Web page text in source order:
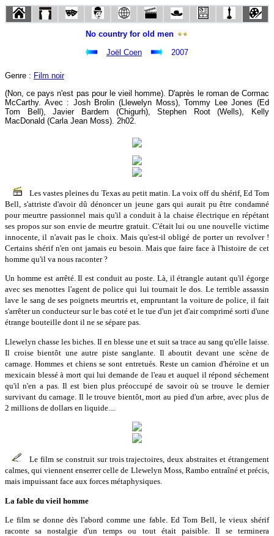
No country for old men
Joël Coen
2007
Genre : Film noir
(Non, ce pays n'est pas pour le vieil homme). D'après le roman de Cormac
McCarthy. Avec : Josh Brolin (Llewelyn Moss), Tommy Lee Jones (Ed
Tom Bell), Javier Bardem (Chigurh), Stephen Root (Wells), Kelly
MacDonald (Carla Jean Moss). 2h02.
Les vastes pleines du Texas au petit matin. La voix off du shérif, Ed Tom
Bell, s'attriste d'avoir dû dénoncer un jeune gars qui aurait pu être condamné
pour meurtre passionnel mais qu'il a conduit à la chaise électrique en répétant
ses propos sur son envie de meurtre gratuit. C'était lui ou une nouvelle victime
innocente, il n'avait pas le choix. Mais qu'est-il obligé de porter un revolver !
Certains shérif n'en ont jamais eu besoin. Mais que faire face à l'histoire de cet
homme qu'il va nous raconter ?
Un homme est arrêté. Il est conduit au poste. Là, il étrangle autant qu'il égorge
avec ses menottes l'agent de police qui lui tournait le dos. Le terrible assassin
lave le sang de ses poignets meurtris et, empruntant la voiture de police, il fait
s'arrêter un conducteur sur le bas coté et le tue d'un jet d'air comprimé sorti d'une
étrange bouteille dont il ne se sépare pas.
Llewelyn chasse les biches. Il en blesse une et suit sa trace au sang qu'elle laisse.
Il croise bientôt une autre piste sanglante. Il aboutit devant une scène de
carnage. Hommes et chiens se sont entretués. Reste un camion d'héroïne et un
mexicain blessé à mort qui lui demande de l'eau et auquel il répond séchement
qu'il n'en a pas. Il est bien plus préoccupé de savoir où se trouve le dernier
survivant du carnage. Il le trouve bientôt, mort au pied d'un arbre, avec plus de
2 millions de dollars en liquide....
Le film se construit sur trois trajectoires, deux abstraites et étrangement
calmes, qui viennent enserrer celle de Llewelyn Moss, Rambo entraîné et précis,
mais impuissant face aux forces métaphysiques.
La fable du vieil homme
Le film se donne dès l'abord comme une fable. Ed Tom Bell, le vieux shérif
raconte sa nostalgie d'un temps ou tout était paisible. Il se terminera